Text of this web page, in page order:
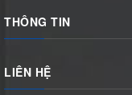
THÔNG TIN
LIÊN HỆ